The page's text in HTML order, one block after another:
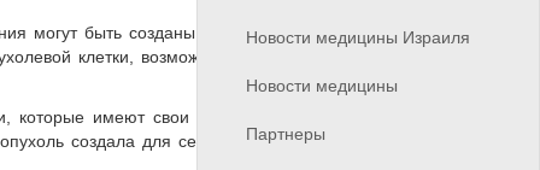
Новости медицины Израиля
Новости медицины
Партнеры
могут быть созданы для атаки двух или более
клетки, возможно, нам стоит взглянуть на
которые имеют свои уникальные молекулярные
создала для себя, уничтожив микро-среду